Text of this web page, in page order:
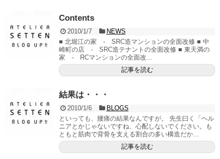
Contents
2010/1/7
NEWS
■ 北堀江の家 - SRC造マンションの全面改修 ■ 中
崎町の店 - SRC造テナントの全面改修 ■ 東天満の
家 - RCマンションの全面改...
記事を読む
結果は・・・
2010/1/6
BLOGS
といっても、腰痛の結果なんですが。 先生曰く「ヘル
ニアとかじゃないですね、心配しないでください。も
ともと筋肉で背骨を支える割合の多い構造だか...
記事を読む